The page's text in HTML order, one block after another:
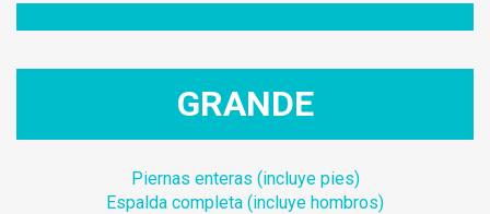
GRANDE
Piernas enteras (incluye pies)
Espalda completa (incluye hombros)